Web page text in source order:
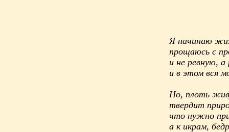
Я начинаю
прощаюсь с
и не ревную,
и в этом вся
Но, плоть
твердит
что нужно
а к икрам,